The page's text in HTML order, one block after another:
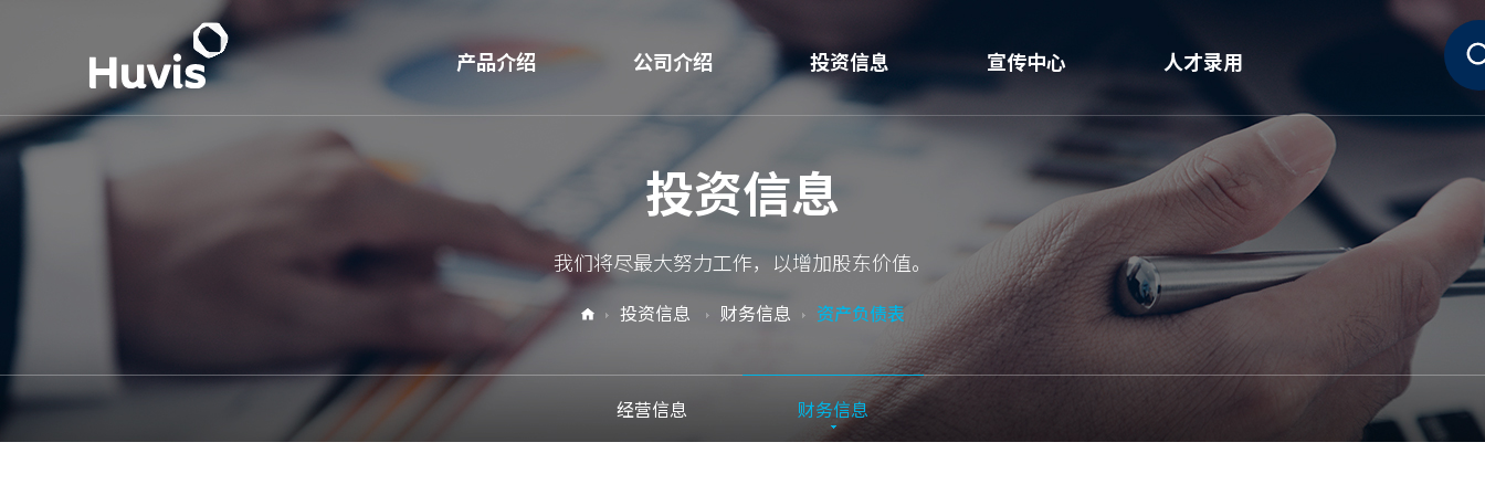
产品介绍
短纤维
PET树脂
超级纤维
产业用材料
公司介绍
企业信息
CEO致辞
营业场地介绍
研发
投资信息
财务信息
宣传中心
宣传资料室
Huvis故事
人才录用
需要的人才
人事制度
职位介绍
投资信息
我们将尽最大努力工作，以增加股东价值。
投资信息 财务信息 资产负债表
经营信息 财务信息